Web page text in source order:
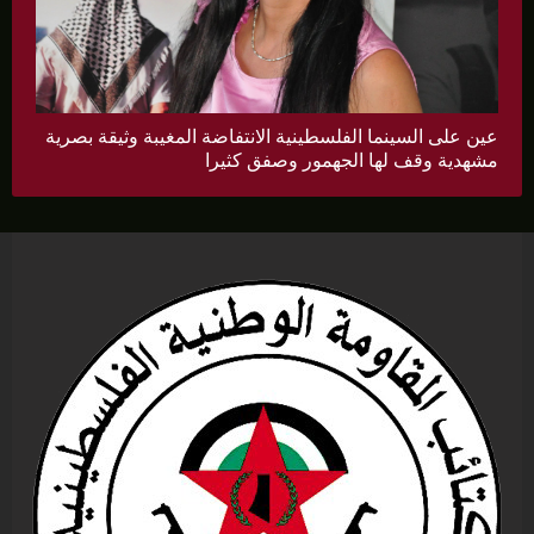
عين على السينما الفلسطينية الانتفاضة المغيبة وثيقة بصرية
مشهدية وقف لها الجهمور وصفق كثيرا